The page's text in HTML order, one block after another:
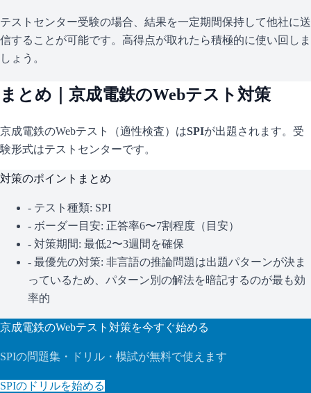
テストセンター受験の場合、結果を一定期間保持して他社に送
信することが可能です。高得点が取れたら積極的に使い回しま
しょう。
まとめ｜ 京成電鉄のWebテスト対策
京成電鉄のWebテスト（適性検査）はSPIが出題されます。 受
験形式はテストセンターです。
対策のポイントまとめ
- テスト種類: SPI
- ボーダー目安: 正答率6〜7割程度（目安）
- 対策期間: 最低2〜3週間を確保
- 最優先の対策: 非言語の推論問題は出題パターンが決ま
っているため、パターン別の解法を暗記するのが最も効
率的
京成電鉄のWebテスト対策を今すぐ始める
SPIの問題集・ドリル・模試が無料で使えます
SPIのドリルを始める